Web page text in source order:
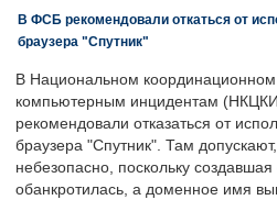
В ФСБ рекомендовали откаться от
браузера "Спутник"
В Национальном
компьютерным инцидентам
рекомендовали отказаться от
браузера "Спутник". Там
небезопасно, поскольку
обанкротилась, а доменное имя